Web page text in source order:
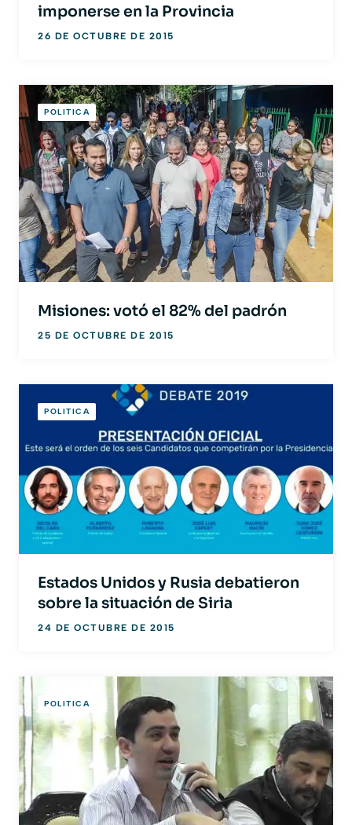
imponerse en la Provincia
26 DE OCTUBRE DE 2015
POLITICA
Misiones: votó el 82% del padrón
25 DE OCTUBRE DE 2015
POLITICA
Estados Unidos y Rusia debatieron
sobre la situación de Siria
24 DE OCTUBRE DE 2015
POLITICA